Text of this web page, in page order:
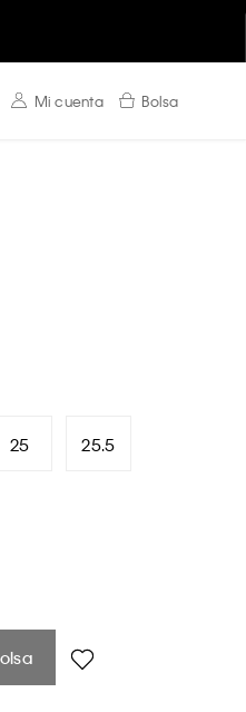
Mi cuenta Bolsa
25 25.5